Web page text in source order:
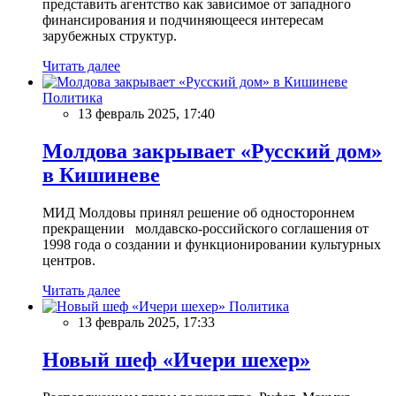
представить агентство как зависимое от западного
финансирования и подчиняющееся интересам
зарубежных структур.
Читать далее
Политика
13 февраль 2025, 17:40
Молдова закрывает «Русский дом»
в Кишиневе
МИД Молдовы принял решение об одностороннем
прекращении молдавско-российского соглашения от
1998 года о создании и функционировании культурных
центров.
Читать далее
Политика
13 февраль 2025, 17:33
Новый шеф «Ичери шехер»